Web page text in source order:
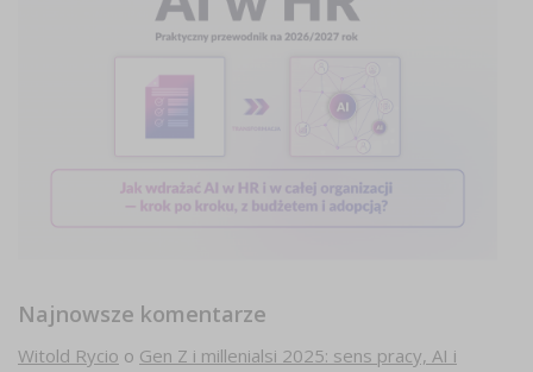
Najnowsze komentarze
Witold Rycio o Gen Z i millenialsi 2025: sens pracy, AI i